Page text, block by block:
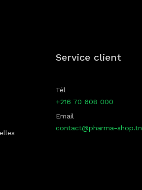
Service client
Tél
+216 70 608 000
Email
contact@pharma-shop.tn